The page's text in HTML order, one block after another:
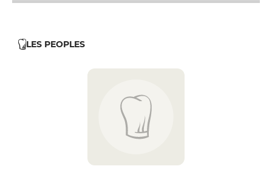
LES PEOPLES